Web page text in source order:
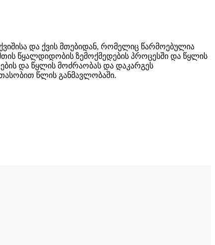
და ქვის მთებიდან, რომელიც წარმოებულია
წყალდიდობის ზემოქმედების პროცესში და წყლის
და წყლის მოძრაობას და დაკარგეს
წლის განმავლობაში.